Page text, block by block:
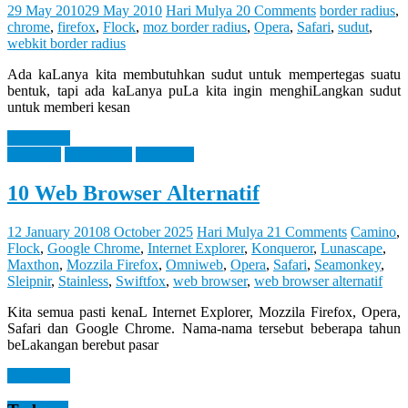
You
Feel
It
29 May 201029 May 2010 Hari Mulya 20 Comments border radius,
chrome, firefox, Flock, moz border radius, Opera, Safari, sudut,
webkit border radius
Ada kaLanya kita membutuhkan sudut untuk mempertegas suatu
bentuk, tapi ada kaLanya puLa kita ingin menghiLangkan sudut
untuk memberi kesan
10 Web Browser Alternatif
12 January 20108 October 2025 Hari Mulya 21 Comments Camino,
Flock, Google Chrome, Internet Explorer, Konqueror, Lunascape,
Maxthon, Mozzila Firefox, Omniweb, Opera, Safari, Seamonkey,
Sleipnir, Stainless, Swiftfox, web browser, web browser alternatif
Kita semua pasti kenaL Internet Explorer, Mozzila Firefox, Opera,
Safari dan Google Chrome. Nama-nama tersebut beberapa tahun
beLakangan berebut pasar